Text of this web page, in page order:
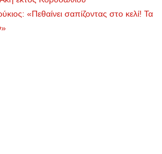
«Πεθαίνει σαπίζοντας στο κελί! Τα